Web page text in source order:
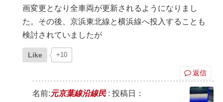
画変更となり全車両が更新されるようになりまし
た。その後、京浜東北線と横浜線へ投入することも
検討されていましたが
Like +10
返信
名前:元京葉線沿線民: 投稿日：